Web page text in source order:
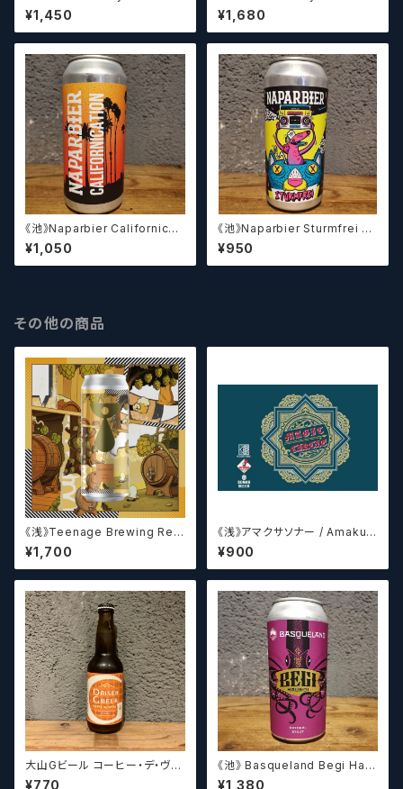
¥1,450
rk Whale Parking
¥1,680
《池》Naparbier Californicati
on カリフォルニケーション
¥1,050
《池》Naparbier Sturmfrei シ
ュトゥルムフライ
¥950
その他の商品
《浅》Teenage Brewing Res
urrection // レザレクション【ク
ラフトビール】
¥1,700
《浅》アマクサソナー / Amakus
a sonar MAGIC CIRCLE 【ク
ラフトビールシザーズ】
¥900
大山Gビール コーヒー・デ・ヴァ
イス【クラフトビール】
¥770
《池》 Basqueland Begi Hau
ndi ベヒ アウンディ
¥1,380